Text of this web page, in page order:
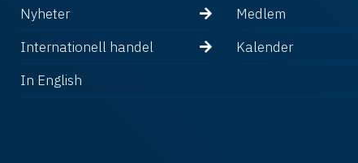
Nyheter Medlem
Internationell handel
Kalender
In English